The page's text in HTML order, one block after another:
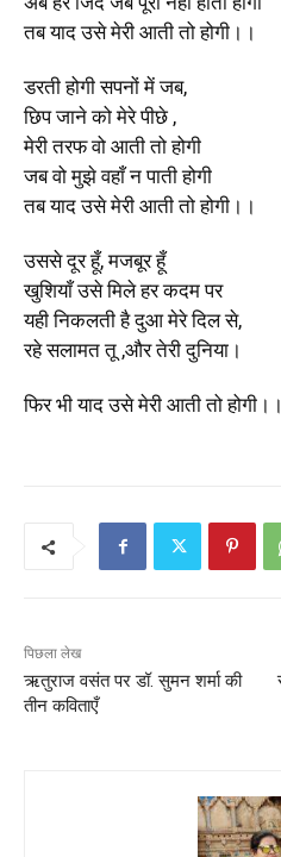
तब याद उसे मेरी आती तो होगी।।
डरती होगी सपनों में जब,
छिप जाने को मेरे पीछे ,
मेरी तरफ वो आती तो होगी
जब वो मुझे वहाँ न पाती होगी
तब याद उसे मेरी आती तो होगी।।
उससे दूर हूँ, मजबूर हूँ
खुशियाँ उसे मिले हर कदम पर
यही निकलती है दुआ मेरे दिल से,
रहे सलामत तू ,और तेरी दुनिया।
फिर भी याद उसे मेरी आती तो होगी।।
पिछला लेख
ऋतुराज वसंत पर डॉ. सुमन शर्मा की
तीन कविताएँ